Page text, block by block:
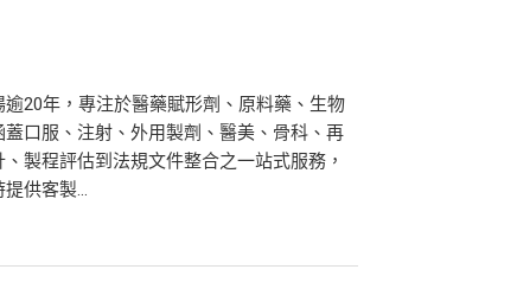
20年，專注於醫藥賦形劑、原料藥、生物
口服、注射、外用製劑、醫美、骨科、再
製程評估到法規文件整合之一站式服務，
供客製...